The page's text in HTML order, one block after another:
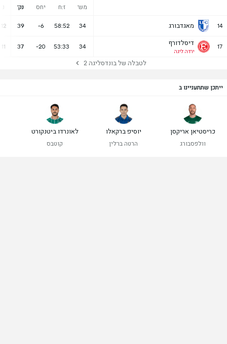
מש' ז:ח יחס נק' נ
14 מאגדבורג 34
58:52
-6
39
12
17 דיסלדורף
ירדה ליגה
34
53:33
-20
37
11
לטבלה של בונדסליגה 2
ייתכן שתתעניינו ב
כריסטיאן אריקסן
וולפסבורג
יוסיפ ברקאלו
הרטה ברלין
לאונרדו ביטנקורט
קוטבס